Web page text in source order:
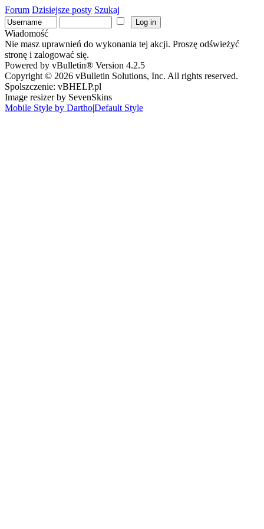
Forum Dzisiejsze posty Szukaj
Wiadomość
Nie masz uprawnień do wykonania tej akcji. Proszę odświeżyć
stronę i zalogować się.
Powered by vBulletin® Version 4.2.5
Copyright © 2026 vBulletin Solutions, Inc. All rights reserved.
Spolszczenie: vBHELP.pl
Image resizer by SevenSkins
Mobile Style by Dartho|Default Style